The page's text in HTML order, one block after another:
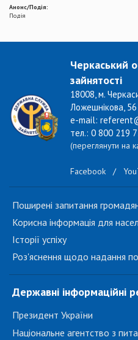
Анонс/Подія:
Подія
Черкаський
зайнятості
18008, м.
Ложешнікова, 56
e-mail:
тел.: 0 800 219
(переглянути на
Facebook /
Поширені запитання
Корисна інформація для
Історії успіху
Роз'яснення щодо надання
Державні інформаційні
Президент України
Національне агентство з